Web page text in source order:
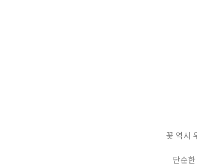
꽃 역시
단순